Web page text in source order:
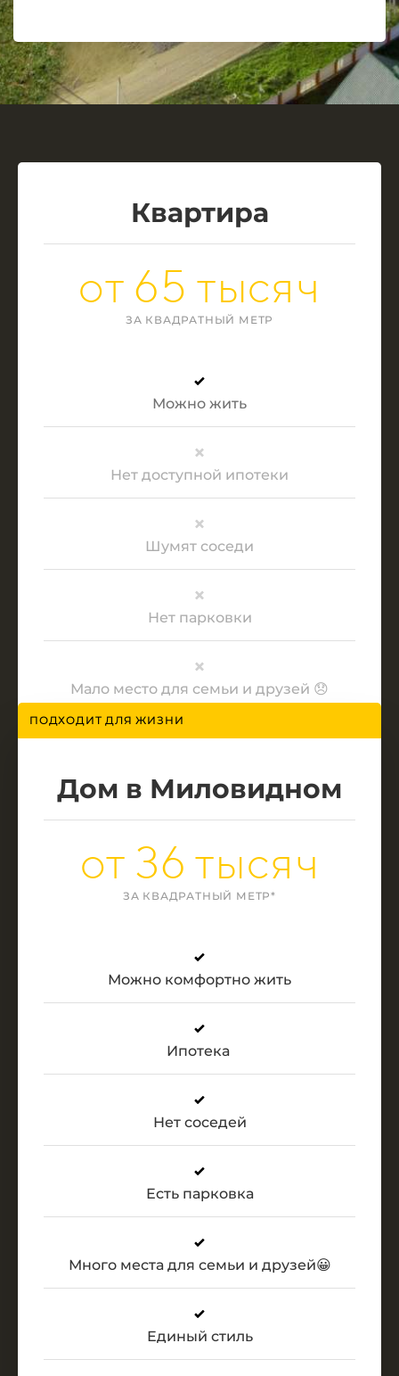
Квартира
от 65 тысяч
ЗА КВАДРАТНЫЙ МЕТР
Можно жить
Нет доступной ипотеки
Шумят соседи
Нет парковки
Мало место для семьи и друзей 😞
ПОДХОДИТ ДЛЯ ЖИЗНИ
Дом в Миловидном
от 36 тысяч
ЗА КВАДРАТНЫЙ МЕТР*
Можно комфортно жить
Ипотека
Нет соседей
Есть парковка
Много места для семьи и друзей😀
Единый стиль